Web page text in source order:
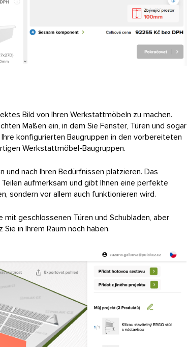
Bild von Ihren Werkstattmöbeln zu machen.
Maßen ein, in dem Sie Fenster, Türen und sogar
konfigurierten Baugruppen in den vorbereiteten
Werkstattmöbel-Baugruppen.
nach Ihren Bedürfnissen platzieren. Das
aufmerksam und gibt Ihnen eine perfekte
sondern vor allem auch funktionieren wird.
geschlossenen Türen und Schubladen, aber
in Ihrem Raum noch haben.